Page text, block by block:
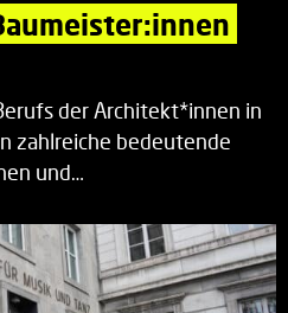
der Architekt*innen in
zahlreiche bedeutende
und…